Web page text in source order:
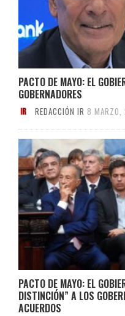
PACTO DE MAYO: EL
GOBERNADORES
REDACCIÓN IR 8
PACTO DE MAYO: EL
DISTINCIÓN” A LOS
ACUERDOS